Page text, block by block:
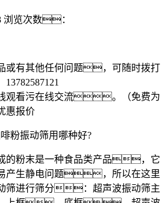
浏览次数：
或有其他任何问题，可随时拨打
13782587121
观看污在线交流。（免费为
惠报价
振动筛用哪种好?
粉末是一种食品类产品，它
生静电问题，所以在这里
筛进行筛分：超声波振动筛主